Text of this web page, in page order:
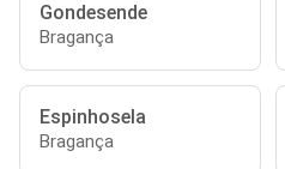
Gondesende
Bragança
Espinhosela
Bragança